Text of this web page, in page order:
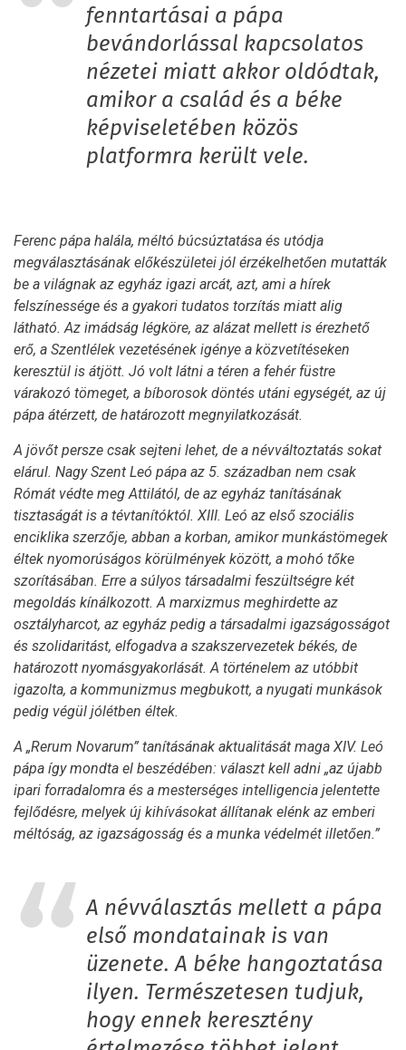
fenntartásai a pápa
bevándorlással kapcsolatos
nézetei miatt akkor oldódtak,
amikor a család és a béke
képviseletében közös
platformra került vele.
Ferenc pápa halála, méltó búcsúztatása és utódja
megválasztásának előkészületei jól érzékelhetően mutatták
be a világnak az egyház igazi arcát, azt, ami a hírek
felszínessége és a gyakori tudatos torzítás miatt alig
látható. Az imádság légköre, az alázat mellett is érezhető
erő, a Szentlélek vezetésének igénye a közvetítéseken
keresztül is átjött. Jó volt látni a téren a fehér füstre
várakozó tömeget, a bíborosok döntés utáni egységét, az új
pápa átérzett, de határozott megnyilatkozását.
A jövőt persze csak sejteni lehet, de a névváltoztatás sokat
elárul. Nagy Szent Leó pápa az 5. században nem csak
Rómát védte meg Attilától, de az egyház tanításának
tisztaságát is a tévtanítóktól. XIII. Leó az első szociális
enciklika szerzője, abban a korban, amikor munkástömegek
éltek nyomorúságos körülmények között, a mohó tőke
szorításában. Erre a súlyos társadalmi feszültségre két
megoldás kínálkozott. A marxizmus meghirdette az
osztályharcot, az egyház pedig a társadalmi igazságosságot
és szolidaritást, elfogadva a szakszervezetek békés, de
határozott nyomásgyakorlását. A történelem az utóbbit
igazolta, a kommunizmus megbukott, a nyugati munkások
pedig végül jólétben éltek.
A „Rerum Novarum” tanításának aktualitását maga XIV. Leó
pápa így mondta el beszédében: választ kell adni „az újabb
ipari forradalomra és a mesterséges intelligencia jelentette
fejlődésre, melyek új kihívásokat állítanak elénk az emberi
méltóság, az igazságosság és a munka védelmét illetően.”
A névválasztás mellett a pápa
első mondatainak is van
üzenete. A béke hangoztatása
ilyen. Természetesen tudjuk,
hogy ennek keresztény